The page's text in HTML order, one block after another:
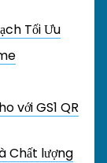
Tối Ưu
với GS1 QR
Chất lượng